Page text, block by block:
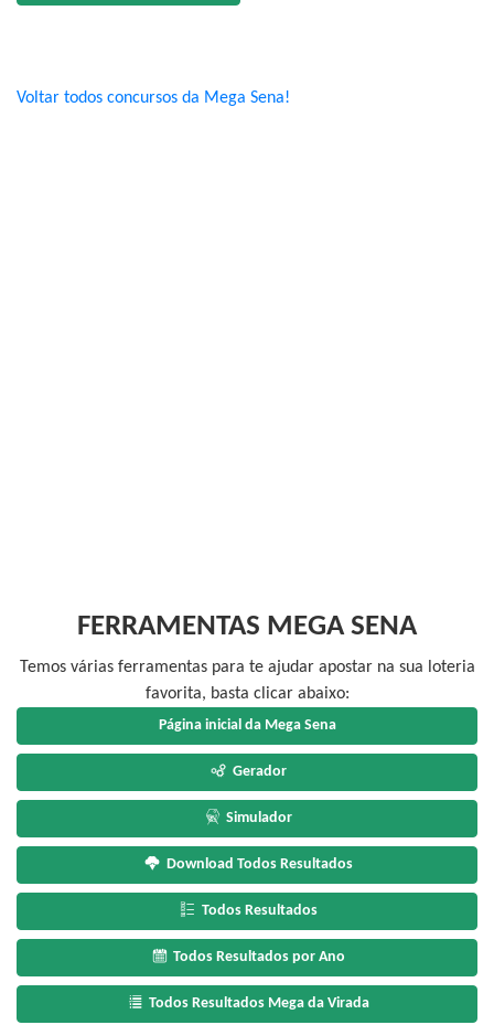
Voltar todos concursos da Mega Sena!
FERRAMENTAS MEGA SENA
Temos várias ferramentas para te ajudar apostar na sua loteria
favorita, basta clicar abaixo:
Página inicial da Mega Sena
Gerador
Simulador
Download Todos Resultados
Todos Resultados
Todos Resultados por Ano
Todos Resultados Mega da Virada